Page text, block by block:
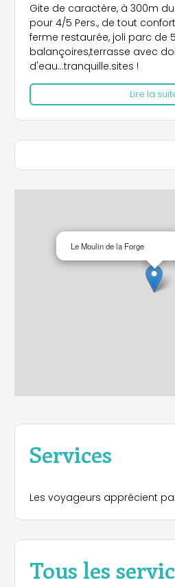
Gite de caractère, à 300m du
pour 4/5 Pers., de tout
ferme restaurée, joli parc de
balançoires,terrasse avec
d'eau...tranquille.sites !
Lire la
Le Moulin de la Forge
Services
Les voyageurs apprécient
Tous les